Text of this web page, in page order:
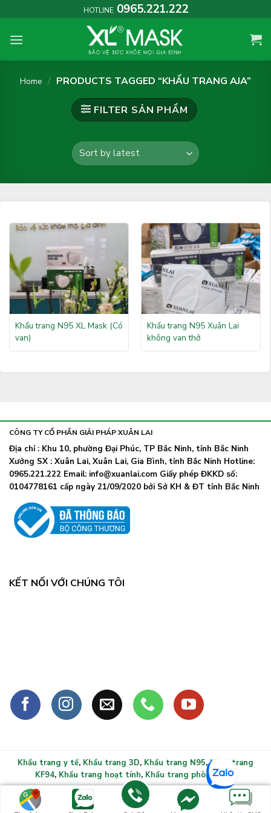
to
content
HOTLINE 0965.221.222
Home / PRODUCTS TAGGED “KHẨU TRANG AJA”
FILTER
Khẩu trang N95 XL Mask (Có
van)
Khẩu trang N95 Xuân Lai
không van thở
CÔNG TY CỔ PHẦN GIẢI PHÁP XUÂN LAI
Địa chỉ : Khu 10, phường Đại Phúc, TP Bắc Ninh, tỉnh Bắc Ninh
Xưởng SX : Xuân Lai, Xuân Lai, Gia Bình, tỉnh Bắc Ninh Hotline:
0965.221.222 Email: info@xuanlai.com Giấy phép ĐKKD số:
0104778161 cấp ngày 21/09/2020 bởi Sở KH & ĐT tỉnh Bắc Ninh
KẾT NỐI VỚI CHÚNG TÔI
Khẩu trang y tế, Khẩu trang 3D, Khẩu trang N95,Khẩu trang
KF94, Khẩu trang hoạt tính, Khẩu trang phòng sạch
Copyright 2026 ©Khẩu trang y tế xlmask.vn - Bảo vệ sức
khỏe mọi gia đình